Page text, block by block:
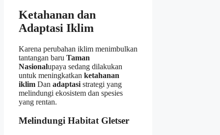
Ketahanan dan
Adaptasi Iklim
Karena perubahan iklim menimbulkan
tantangan baru Taman
Nasionalupaya sedang dilakukan
untuk meningkatkan ketahanan
iklim Dan adaptasi strategi yang
melindungi ekosistem dan spesies
yang rentan.
Melindungi Habitat Gletser